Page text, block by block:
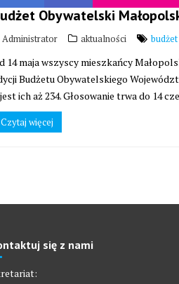
Obywatelski
Administrator aktualności
14 maja wszyscy mieszkańcy
Budżetu Obywatelskiego
ich aż 234. Głosowanie trwa do 14
Czytaj więcej
się z nami